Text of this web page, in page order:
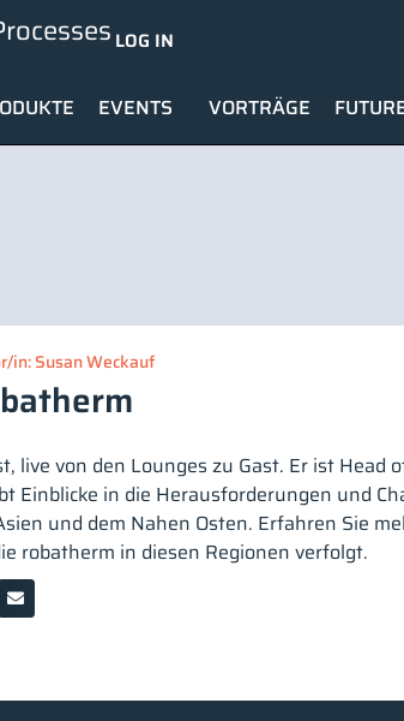
LOG IN
EVENTS VORTRÄGE
in: Susan Weckauf
live von den Lounges zu Gast. Er ist Head
Einblicke in die Herausforderungen und
und dem Nahen Osten. Erfahren Sie
robatherm in diesen Regionen verfolgt.